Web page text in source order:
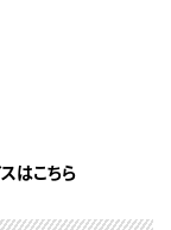
はこちら